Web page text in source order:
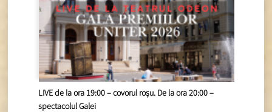
LIVE de la ora 19:00 – covorul roșu. De la ora 20:00 –
spectacolul Galei